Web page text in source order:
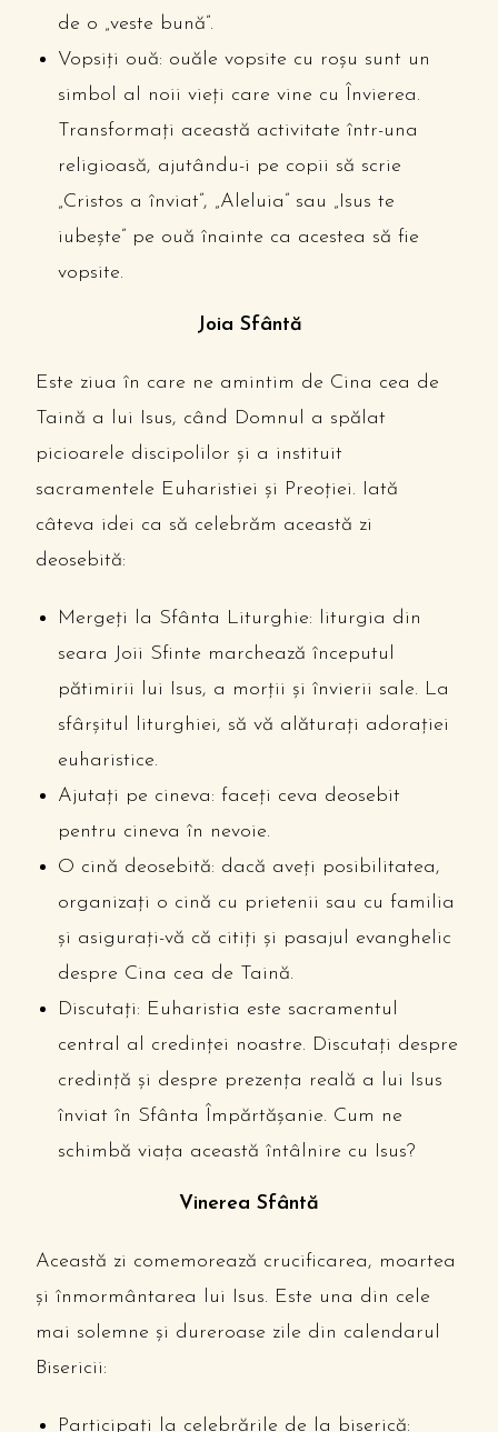
de o „veste bună”.
Vopsiți ouă: ouăle vopsite cu roșu sunt un
simbol al noii vieți care vine cu Învierea.
Transformați această activitate într-una
religioasă, ajutându-i pe copii să scrie
„Cristos a înviat”, „Aleluia” sau „Isus te
iubește” pe ouă înainte ca acestea să fie
vopsite.
Joia Sfântă
Este ziua în care ne amintim de Cina cea de
Taină a lui Isus, când Domnul a spălat
picioarele discipolilor și a instituit
sacramentele Euharistiei și Preoției. Iată
câteva idei ca să celebrăm această zi
deosebită:
Mergeți la Sfânta Liturghie: liturgia din
seara Joii Sfinte marchează începutul
pătimirii lui Isus, a morții și învierii sale. La
sfârșitul liturghiei, să vă alăturați adorației
euharistice.
Ajutați pe cineva: faceți ceva deosebit
pentru cineva în nevoie.
O cină deosebită: dacă aveți posibilitatea,
organizați o cină cu prietenii sau cu familia
și asigurați-vă că citiți și pasajul evanghelic
despre Cina cea de Taină.
Discutați: Euharistia este sacramentul
central al credinței noastre. Discutați despre
credință și despre prezența reală a lui Isus
înviat în Sfânta Împărtășanie. Cum ne
schimbă viața această întâlnire cu Isus?
Vinerea Sfântă
Această zi comemorează crucificarea, moartea
și înmormântarea lui Isus. Este una din cele
mai solemne și dureroase zile din calendarul
Bisericii:
Participați la celebrările de la biserică: